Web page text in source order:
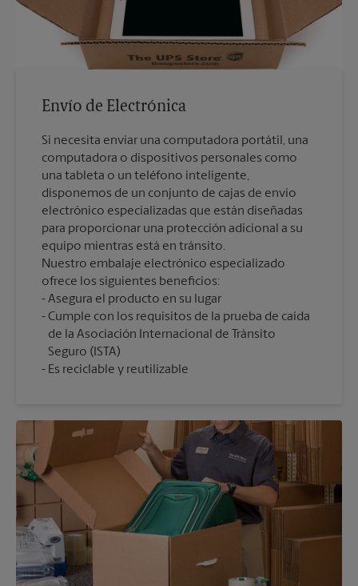
Envío de Electrónica
Si necesita enviar una computadora portátil, una
computadora o dispositivos personales como
una tableta o un teléfono inteligente,
disponemos de un conjunto de cajas de envío
electrónico especializadas que están diseñadas
para proporcionar una protección adicional a su
equipo mientras está en tránsito.
Nuestro embalaje electrónico especializado
ofrece los siguientes beneficios:
Asegura el producto en su lugar
Cumple con los requisitos de la prueba de caída
de la Asociación Internacional de Tránsito
Seguro (ISTA)
Es reciclable y reutilizable